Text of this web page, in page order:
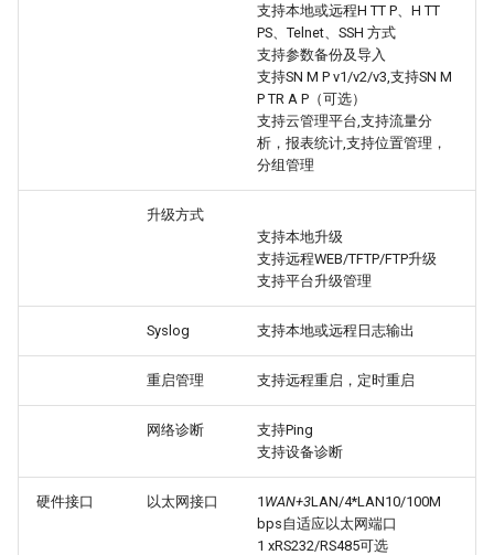
支持本地或远程H TT P、H TT
PS、Telnet、SSH 方式
支持参数备份及导入
支持SN M P v1/v2/v3,支持SN M
P TR A P（可选）
支持云管理平台,支持流量分
析，报表统计,支持位置管理，
分组管理
升级方式
支持本地升级
支持远程WEB/TFTP/FTP升级
支持平台升级管理
Syslog 支持本地或远程日志输出
重启管理 支持远程重启，定时重启
网络诊断
支持Ping
支持设备诊断
硬件接口 以太网接口 1 WAN+3LAN/4*LAN10/100M
bps自适应以太网端口
1 xRS232/RS485可选